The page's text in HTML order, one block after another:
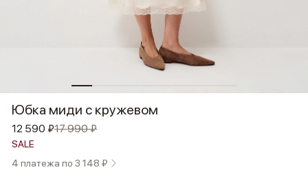
Юбка миди с кружевом
12 590 ₽17 990 ₽
SALE
4 платежа по 3 148 ₽